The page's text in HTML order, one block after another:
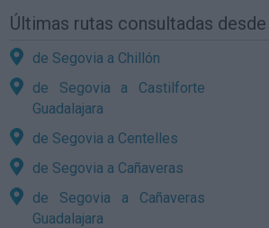
Últimas rutas consultadas
de Segovia a Chillón
de Segovia a Castilforte
Guadalajara
de Segovia a Centelles
de Segovia a Cañaveras
de Segovia a Cañaveras
Guadalajara